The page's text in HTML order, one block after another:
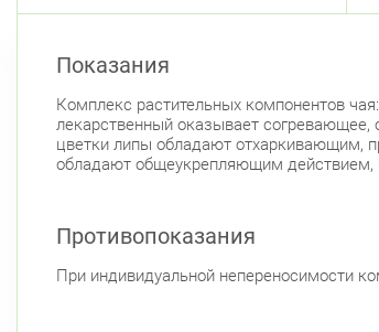
Показания
Комплекс растительных компонентов
лекарственный оказывает
цветки липы обладают отхаркивающим,
обладают общеукрепляющим
Противопоказания
При индивидуальной непереносимости